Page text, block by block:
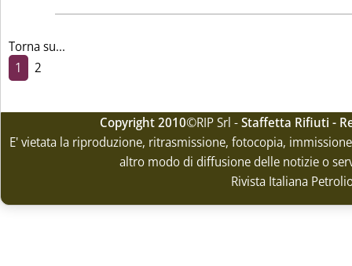
Torna su...
1
2
Copyright 2010©RIP Srl -Staffetta Rifiuti -
E' vietata la riproduzione, ritrasmissione, fotocopia,
altro modo di diffusione delle notizie o
Rivista Italiana